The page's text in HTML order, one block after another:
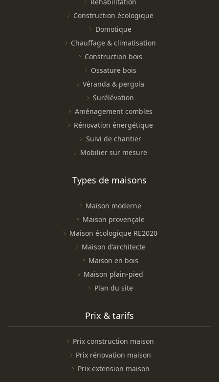
Construction écologique
Domotique
Chauffage & climatisation
Construction bois
Ossature bois
Véranda & pergola
Surélévation
Aménagement combles
Rénovation énergétique
Suivi de chantier
Mobilier sur mesure
Types de maisons
Maison moderne
Maison provençale
Maison écologique RE2020
Maison d'architecte
Maison en bois
Maison plain-pied
Plan du site
Prix & tarifs
Prix construction maison
Prix rénovation maison
Prix extension maison